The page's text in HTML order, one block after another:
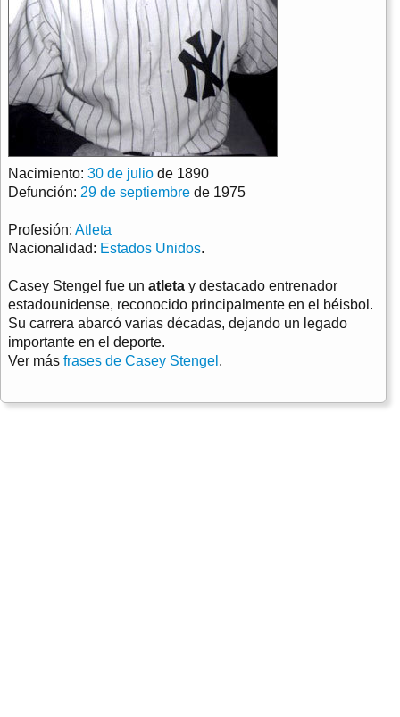
Nacimiento: 30 de julio de 1890
Defunción: 29 de septiembre de 1975
Profesión: Atleta
Nacionalidad: Estados Unidos.
Casey Stengel fue un atleta y destacado entrenador
estadounidense, reconocido principalmente en el béisbol.
Su carrera abarcó varias décadas, dejando un legado
importante en el deporte.
Ver más frases de Casey Stengel .